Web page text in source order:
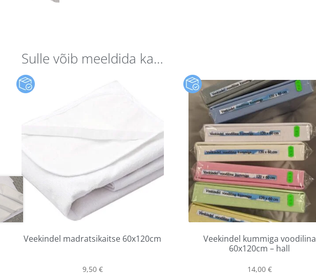
Sulle võib meeldida ka…
Veekindel madratsikaitse 60x120cm
9,50 €
Veekindel kummiga voodilina
60x120cm – hall
14,00 €